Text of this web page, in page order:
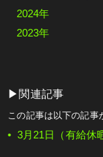
2024年
2023年
▶関連記事
この記事は以下の記事
• 3月21日（有給休